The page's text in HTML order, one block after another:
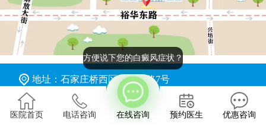
地址：石家庄桥西区裕华东路7号
版权所有：石家庄远大中医皮肤病医院
医院首页 电话咨询 在线咨询
方便说下您的白癜风症状？
预约医生 优惠咨询